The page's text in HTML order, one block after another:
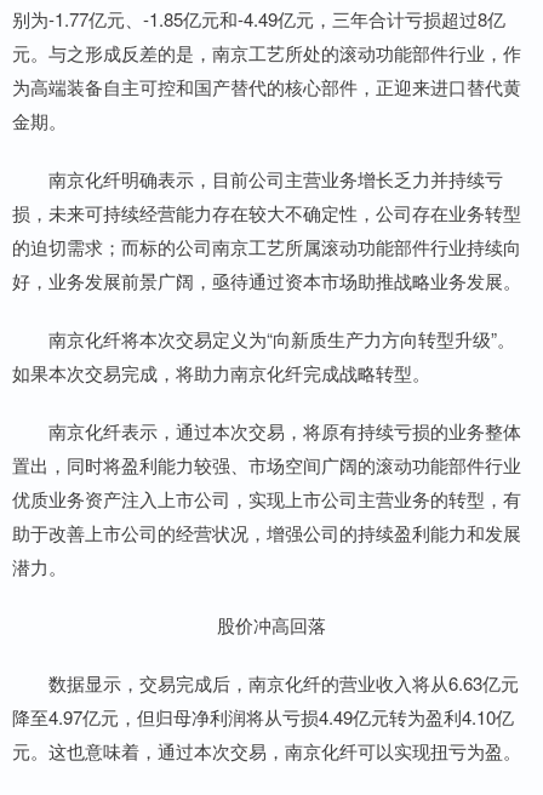
别为-1.77亿元、-1.85亿元和-4.49亿元，三年合计亏损超过8亿
元。与之形成反差的是，南京工艺所处的滚动功能部件行业，作
为高端装备自主可控和国产替代的核心部件，正迎来进口替代黄
金期。
南京化纤明确表示，目前公司主营业务增长乏力并持续亏
损，未来可持续经营能力存在较大不确定性，公司存在业务转型
的迫切需求；而标的公司南京工艺所属滚动功能部件行业持续向
好，业务发展前景广阔，亟待通过资本市场助推战略业务发展。
南京化纤将本次交易定义为“向新质生产力方向转型升级”。
如果本次交易完成，将助力南京化纤完成战略转型。
南京化纤表示，通过本次交易，将原有持续亏损的业务整体
置出，同时将盈利能力较强、市场空间广阔的滚动功能部件行业
优质业务资产注入上市公司，实现上市公司主营业务的转型，有
助于改善上市公司的经营状况，增强公司的持续盈利能力和发展
潜力。
股价冲高回落
数据显示，交易完成后，南京化纤的营业收入将从6.63亿元
降至4.97亿元，但归母净利润将从亏损4.49亿元转为盈利4.10亿
元。这也意味着，通过本次交易，南京化纤可以实现扭亏为盈。